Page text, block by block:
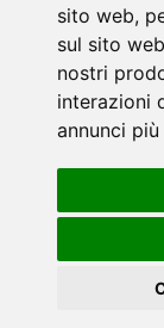
sito web,
sul sito web
nostri
interazioni
annunci